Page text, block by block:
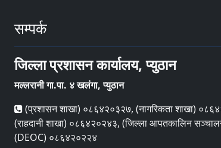
सम्पर्क
जिल्ला प्रशासन कार्यालय, प्युठान
मल्लरानी गा.पा. ४ खलंगा, प्युठान
(प्रशासन शाखा) ०८६४२०३२७, (नागरिकता शाखा)
(राहदानी शाखा) ०८६४२०२४३, (जिल्ला आपतकालिन
(DEOC) ०८६४२०२२४